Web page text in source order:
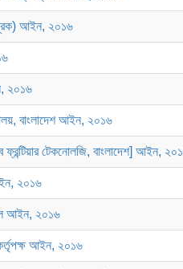
আইন, ২০১৬
২০১৬
বাংলাদেশ আইন, ২০১৬
ফ্রন্টিয়ার টেকনোলজি, বাংলাদেশ] আইন,
২০১৬
আইন, ২০১৬
আইন, ২০১৬